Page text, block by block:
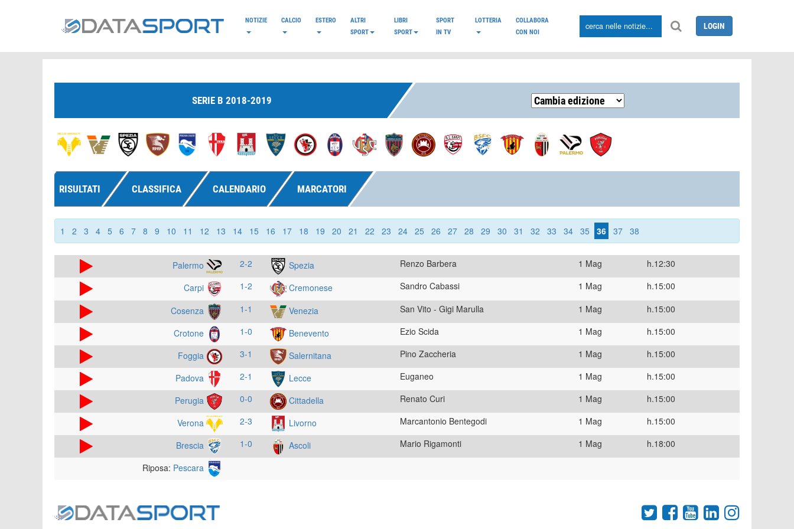
NOTIZIE CALCIO ESTERO
ALTRI
SPORT
LIBRI
SPORT
SPORT
IN TV
LOTTERIA
COLLABORA
CON NOI
LOGIN
SERIE B 2018-2019
RISULTATI CLASSIFICA CALENDARIO MARCATORI
1 2 3 4 5 6 7 8 9 10 11 12 13 14 15 16 17 18 19 20 21 22 23 24 25 26 27 28 29 30 31 32 33 34 35 36 37 38
Palermo 2-2 Spezia Renzo Barbera 1 Mag h.12:30
Carpi 1-2 Cremonese Sandro Cabassi 1 Mag h.15:00
Cosenza 1-1 Venezia San Vito - Gigi Marulla 1 Mag h.15:00
Crotone 1-0 Benevento Ezio Scida 1 Mag h.15:00
Foggia 3-1 Salernitana Pino Zaccheria 1 Mag h.15:00
Padova 2-1 Lecce Euganeo 1 Mag h.15:00
Perugia 0-0 Cittadella Renato Curi 1 Mag h.15:00
Verona 2-3 Livorno Marcantonio Bentegodi 1 Mag h.15:00
Brescia 1-0 Ascoli Mario Rigamonti 1 Mag h.18:00
Riposa: Pescara